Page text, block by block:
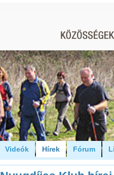
Videók Hírek Fórum